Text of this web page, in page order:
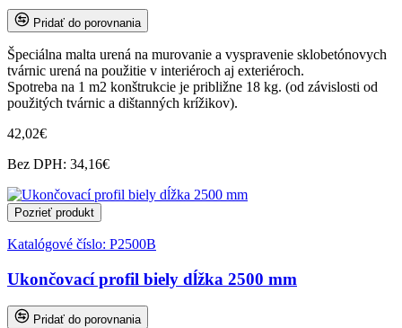
Pridať do porovnania
Špeciálna malta urená na murovanie a vyspravenie sklobetónovych
tvárnic urená na použitie v interiéroch aj exteriéroch.
Spotreba na 1 m2 konštrukcie je približne 18 kg. (od závislosti od
použitých tvárnic a dištanných krížikov).
42,02€
Bez DPH: 34,16€
Pozrieť produkt
Katalógové číslo: P2500B
Ukončovací profil biely dĺžka 2500 mm
Pridať do porovnania